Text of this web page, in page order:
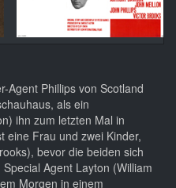
Agent Phillips von Scotland
als ein
ihn zum letzten Mal in
eine Frau und zwei Kinder,
bevor die beiden sich
Agent Layton (William
Morgen in einem